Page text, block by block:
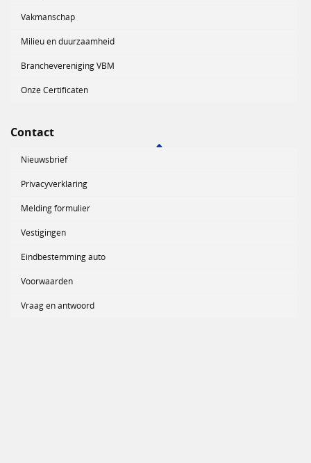
Vakmanschap
Milieu en duurzaamheid
Branchevereniging VBM
Onze Certificaten
Contact
Nieuwsbrief
Privacyverklaring
Melding formulier
Vestigingen
Eindbestemming auto
Voorwaarden
Vraag en antwoord